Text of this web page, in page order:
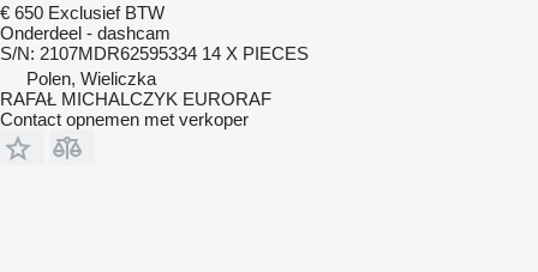
€ 650 Exclusief BTW
Onderdeel - dashcam
S/N: 2107MDR62595334 14 X PIECES
Polen, Wieliczka
RAFAŁ MICHALCZYK EURORAF
Contact opnemen met verkoper